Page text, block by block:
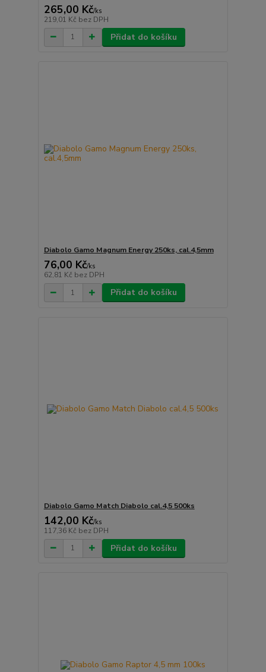
265,00 Kč/ks
219,01 Kč bez DPH
Přidat do košíku
Diabolo Gamo Magnum Energy 250ks, cal.4,5mm
76,00 Kč/ks
62,81 Kč bez DPH
Přidat do košíku
Diabolo Gamo Match Diabolo cal.4,5 500ks
142,00 Kč/ks
117,36 Kč bez DPH
Přidat do košíku